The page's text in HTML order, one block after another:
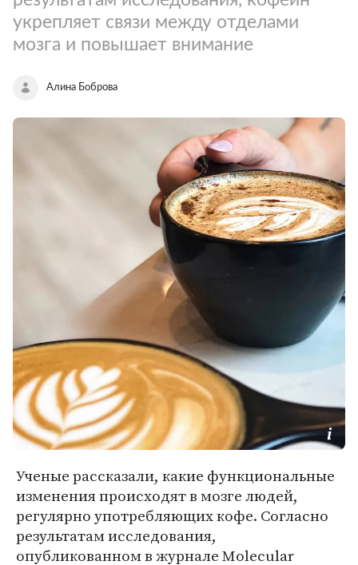
укрепляет связи между отделами
мозга и повышает внимание
Алина Боброва
Ученые рассказали, какие функциональные
изменения происходят в мозге людей,
регулярно употребляющих кофе. Согласно
результатам исследования,
опубликованном в журнале Molecular